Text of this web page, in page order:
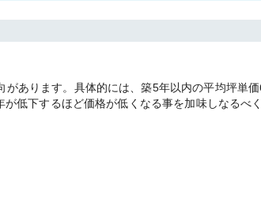
あります。具体的には、築5年以内の平均坪単
低下するほど価格が低くなる事を加味しなるべ